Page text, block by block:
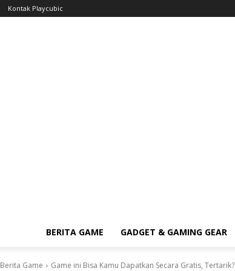
Kontak Playcubic
BERITA GAME GADGET & GAMING GEAR
Berita Game Game ini Bisa Kamu Dapatkan Secara Gratis, Tertarik?